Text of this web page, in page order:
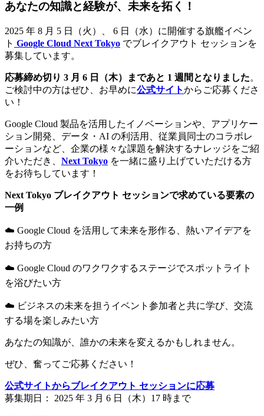
あなたの知識と経験が、未来を拓く！
2025 年 8 月 5 日（火）、 6 日（水）に開催する旗艦イベン
ト Google Cloud Next Tokyo でブレイクアウト セッションを
募集しています。
応募締め切り 3 月 6 日（木）まであと 1 週間となりました。
ご検討中の方はぜひ、お早めに公式サイトからご応募くださ
い！
Google Cloud 製品を活用したイノベーションや、アプリケー
ション開発、データ・AI の利活用、従業員同士のコラボレ
ーションなど、企業の様々な課題を解決するナレッジをご紹
介いただき、 Next Tokyo を一緒に盛り上げていただける方
をお待ちしています！
Next Tokyo ブレイクアウト セッションで求めている要素の
一例
☁️ Google Cloud を活用して未来を形作る、熱いアイデアを
お持ちの方
☁️ Google Cloud のワクワクするステージでスポットライト
を浴びたい方
☁️ ビジネスの未来を担うイベント参加者と共に学び、交流
する場を楽しみたい方
あなたの知識が、誰かの未来を変えるかもしれません。
ぜひ、奮ってご応募ください！
公式サイトからブレイクアウト セッションに応募
募集期日： 2025 年 3 月 6 日（木）17 時まで